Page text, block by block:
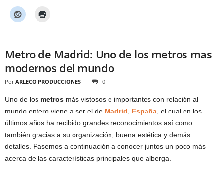
Metro de Madrid: Uno de los metros mas
modernos del mundo
Por ARLECO PRODUCCIONES 0
Uno de los metros más vistosos e importantes con relación al
mundo entero viene a ser el de Madrid España , el cual en los
últimos años ha recibido grandes reconocimientos así como
también gracias a su organización, buena estética y demás
detalles. Pasemos a continuación a conocer juntos un poco más
acerca de las características principales que alberga.